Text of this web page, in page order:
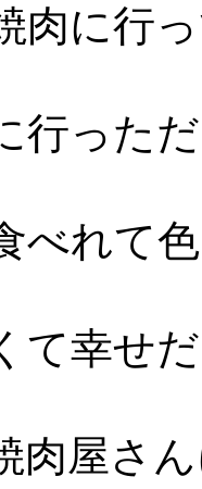
肉に行
行った
べれて
て幸せ
肉屋さ